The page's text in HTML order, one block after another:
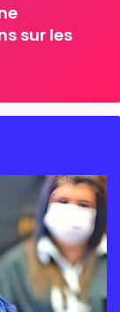
sur les